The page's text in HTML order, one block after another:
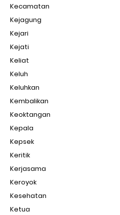
Kecamatan
Kejagung
Kejari
Kejati
Keliat
Keluh
Keluhkan
Kembalikan
Keoktangan
Kepala
Kepsek
Keritik
Kerjasama
Keroyok
Kesehatan
Ketua